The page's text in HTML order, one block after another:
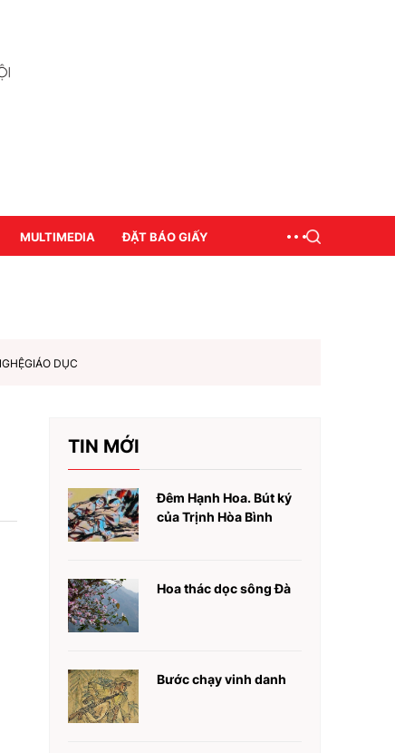
MULTIMEDIA ĐẶT BÁO GIẤY
GIÁO DỤC
TIN MỚI
Đêm Hạnh Hoa. Bút ký
của Trịnh Hòa Bình
Hoa thác dọc sông Đà
Bước chạy vinh danh